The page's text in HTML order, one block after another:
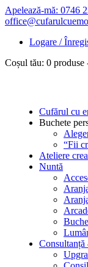
Apelează-mă: 0746
Logare /
Coșul tău: 0 produse
Cufărul cu
Buchete
“Fii
Ateliere
Nuntă